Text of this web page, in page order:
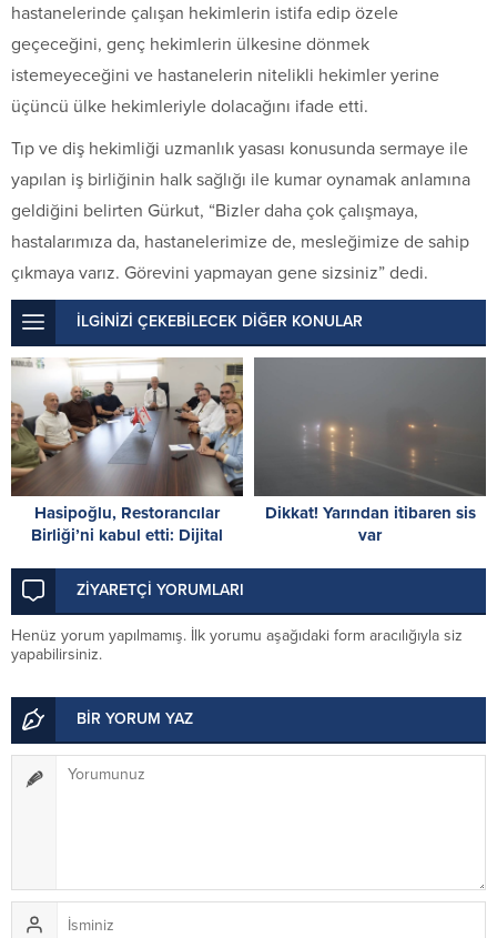
hastanelerinde çalışan hekimlerin istifa edip özele
geçeceğini, genç hekimlerin ülkesine dönmek
istemeyeceğini ve hastanelerin nitelikli hekimler yerine
üçüncü ülke hekimleriyle dolacağını ifade etti.
Tıp ve diş hekimliği uzmanlık yasası konusunda sermaye ile
yapılan iş birliğinin halk sağlığı ile kumar oynamak anlamına
geldiğini belirten Gürkut, “Bizler daha çok çalışmaya,
hastalarımıza da, hastanelerimize de, mesleğimize de sahip
çıkmaya varız. Görevini yapmayan gene sizsiniz” dedi.
İLGİNİZİ ÇEKEBİLECEK DİĞER KONULAR
Hasipoğlu, Restorancılar
Birliği’ni kabul etti: Dijital
için iş birliği kararı
Dikkat! Yarından itibaren sis
var
ZİYARETÇİ YORUMLARI
Henüz yorum yapılmamış. İlk yorumu aşağıdaki form aracılığıyla siz
yapabilirsiniz.
BİR YORUM YAZ